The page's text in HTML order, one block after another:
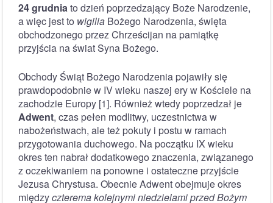
24 grudniato dzień poprzedzający Boże Narodzenie,
a więc jest to wigilia Bożego Narodzenia, święta
obchodzonego przez Chrześcijan na pamiątkę
przyjścia na świat Syna Bożego.
Obchody Świąt Bożego Narodzenia pojawiły się
prawdopodobnie w IV wieku naszej ery w Kościele na
zachodzie Europy [1]. Również wtedy poprzedzał je
Adwent, czas pełen modlitwy, uczestnictwa w
nabożeństwach, ale też pokuty i postu w ramach
przygotowania duchowego. Na początku IX wieku
okres ten nabrał dodatkowego znaczenia, związanego
z oczekiwaniem na ponowne i ostateczne przyjście
Jezusa Chrystusa. Obecnie Adwent obejmuje okres
międzyczterema kolejnymi niedzielami przed Bożym